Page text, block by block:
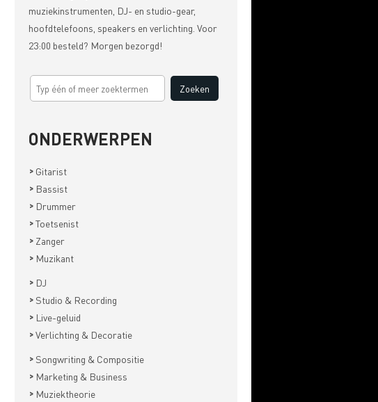
muziekinstrumenten, DJ- en studio-gear,
hoofdtelefoons, speakers en verlichting. Voor
23:00 besteld? Morgen bezorgd!
ONDERWERPEN
> Gitarist
> Bassist
> Drummer
>Toetsenist
> Zanger
> Muzikant
> DJ
> Studio & Recording
> Live-geluid
>Verlichting & Decoratie
> Songwriting & Compositie
> Marketing & Business
> Muziektheorie